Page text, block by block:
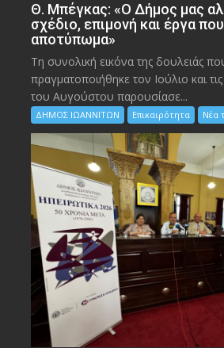
Θ. Μπέγκας: «Ο Δήμος μας
σχέδιο, επιμονή και έργα
αποτύπωμα»
Τη συνολική εικόνα της δουλειάς
πραγματοποιήθηκε τον Ιούλιο και
του Αυγούστου παρουσίασε...
ΔΗΜΟΣ ΙΩΑΝΝΙΤΩΝ Επικαιρότητα Νέα